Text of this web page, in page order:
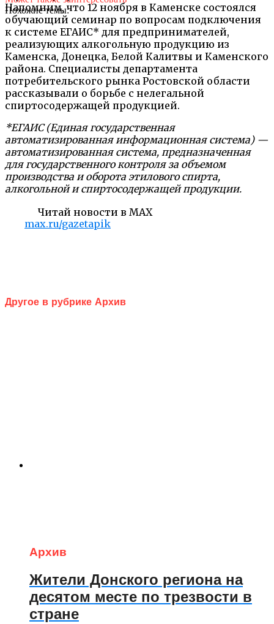
Напомним, что 12 ноября в Каменске состоялся
обучающий семинар по вопросам подключения
к системе ЕГАИС* для предпринимателей,
реализующих алкогольную продукцию из
Каменска, Донецка, Белой Калитвы и Каменского
района. Специалисты департамента
потребительского рынка Ростовской области
рассказывали о борьбе с нелегальной
спиртосодержащей продукцией.
*ЕГАИС (Единая государственная
автоматизированная информационная система) —
автоматизированная система, предназначенная
для государственного контроля за объемом
производства и оборота этилового спирта,
алкогольной и спиртосодержащей продукции.
Читай новости в MAX
max.ru/gazetapik
Похожие темы:
Другое в рубрике Архив
Архив
Жители Донского региона на
десятом месте по трезвости в
стране